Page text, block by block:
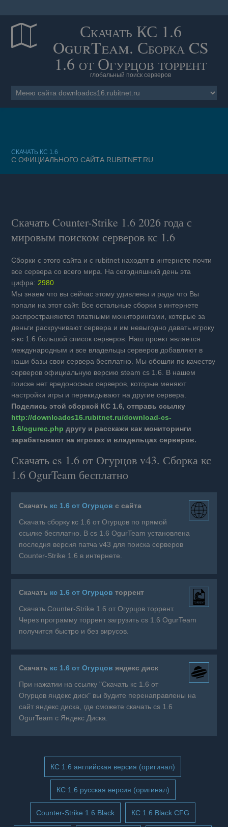
Скачать КС 1.6
OgurTeam. Сборка CS
1.6 от Огурцов торрент
глобальный поиск серверов
CКАЧАТЬ КС 1.6
С ОФИЦИАЛЬНОГО САЙТА RUBITNET.RU
Скачать Counter-Strike 1.6 2026 года с
мировым поиском серверов кс 1.6
Сборки с этого сайта и с rubitnet находят в интернете почти
все сервера со всего мира. На сегодняшний день эта
цифра: 2980
Мы знаем что вы сейчас этому удивлены и рады что Вы
попали на этот сайт. Все остальные сборки в интернете
распространяются платными мониторингами, которые за
деньги раскручивают сервера и им невыгодно давать игроку
в кс 1.6 большой список серверов. Наш проект является
международным и все владельцы серверов добавляют в
наши базы свои сервера бесплатно. Мы обошли по качеству
серверов официальную версию steam cs 1.6. В нашем
поиске нет вредоносных серверов, которые меняют
настройки игры и перекидывают на другие сервера.
Поделись этой сборкой КС 1.6, отправь ссылку
http://downloadcs16.rubitnet.ru/download-cs-
1.6/ogurec.php другу и расскажи как мониторинги
зарабатывают на игроках и владельцах серверов.
Скачать cs 1.6 от Огурцов v43. Сборка кс
1.6 OgurTeam бесплатно
Скачать кс 1.6 от Огурцов с сайта
Скачать сборку кс 1.6 от Огурцов по прямой
ссылке бесплатно. В cs 1.6 OgurTeam установлена
последня версия патча v43 для поиска серверов
Counter-Strike 1.6 в интернете.
Скачать кс 1.6 от Огурцов торрент
Скачать Counter-Strike 1.6 от Огурцов торрент.
Через программу торрент загрузить cs 1.6 OgurTeam
получится быстро и без вирусов.
Скачать кс 1.6 от Огурцов яндекс диск
При нажатии на ссылку "Скачать кс 1.6 от
Огурцов яндекс диск" вы будите перенаправлены на
сайт яндекс диска, где сможете скачать cs 1.6
OgurTeam с Яндекс Диска.
КС 1.6 английская версия (оригинал)
КС 1.6 русская версия (оригинал)
Counter-Strike 1.6 Black КС 1.6 Black CFG